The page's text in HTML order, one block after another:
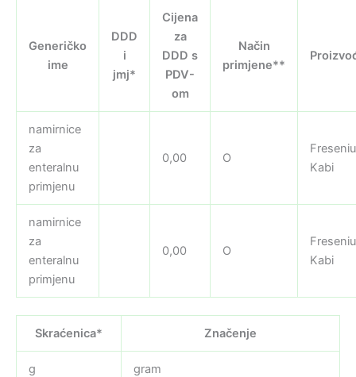
Generičko
ime
DDD
i
jmj*
Cijena
za
DDD s
PDV-
om
Način
primjene**
namirnice
za
enteralnu
primjenu
0,00 O
Kabi
namirnice
za
enteralnu
primjenu
0,00 O
Kabi
Skraćenica* Značenje
g gram